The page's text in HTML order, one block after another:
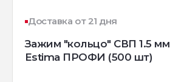
Доставка от 21 дня
Зажим "кольцо" СВП 1.5 мм
Estima ПРОФИ (500 шт)